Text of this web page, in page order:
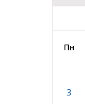
Пн
3